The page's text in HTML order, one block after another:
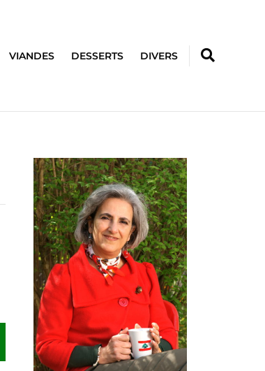
VIANDES DESSERTS DIVERS